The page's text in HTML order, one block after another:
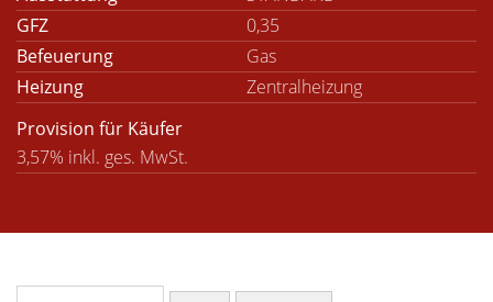
GFZ
0,35
Befeuerung
Gas
Heizung
Zentralheizung
Provision für Käufer
3,57% inkl. ges. MwSt.